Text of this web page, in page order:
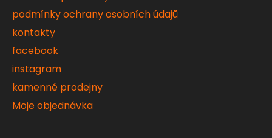
podmínky ochrany osobních údajů
kontakty
facebook
instagram
kamenné prodejny
Moje objednávka